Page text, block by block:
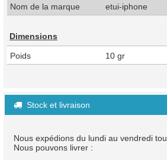
Nom de la marque etui-iphone
Dimensions
Poids 10 gr
 Stock et livraison
Nous expédions du lundi au vendredi
Nous pouvons livrer :